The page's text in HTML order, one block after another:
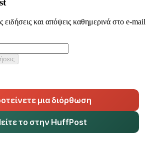
ειδήσεις και απόψεις καθημερινά στο e-mail
μια διόρθωση
το στην HuffPost